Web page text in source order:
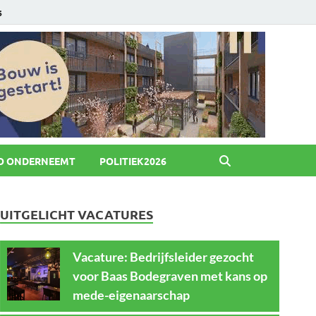
ONDERNEEMT POLITIEK2026
UITGELICHT VACATURES
Vacature: Bedrijfsleider gezocht
voor Baas Bodegraven met kans op
mede-eigenaarschap